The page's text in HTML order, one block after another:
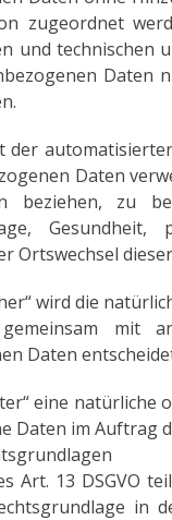
zugeordnet
und technischen
Daten
der
Daten
beziehen, zu
Gesundheit,
Ortswechsel
wird die
mit
Daten
eine natürliche
Daten im Auftrag
Art. 13 DSGVO
in